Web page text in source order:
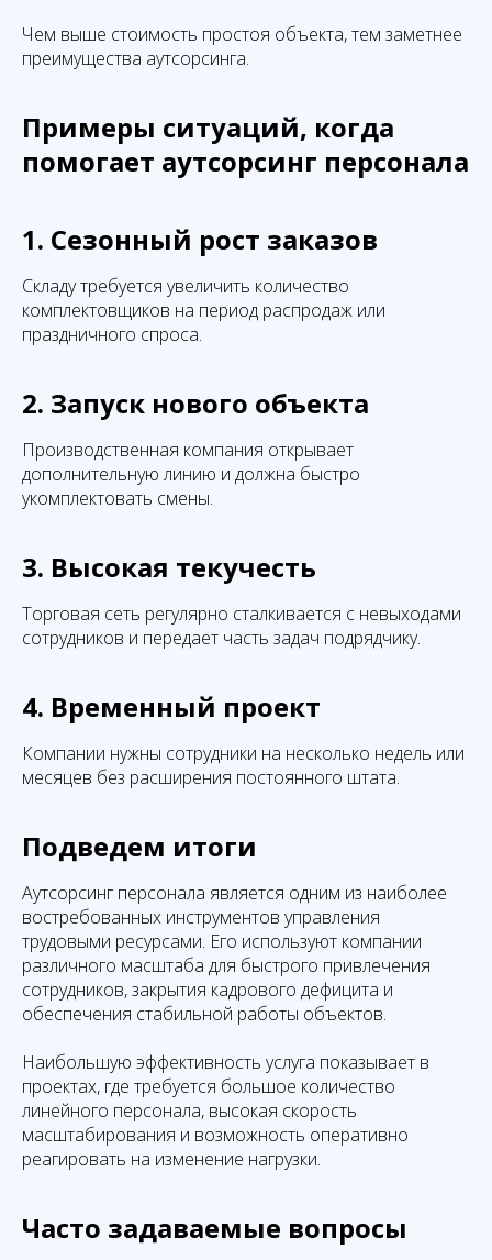
Чем выше стоимость простоя объекта, тем заметнее
преимущества аутсорсинга.
Примеры ситуаций, когда
помогает аутсорсинг персонала
1. Сезонный рост заказов
Складу требуется увеличить количество
комплектовщиков на период распродаж или
праздничного спроса.
2. Запуск нового объекта
Производственная компания открывает
дополнительную линию и должна быстро
укомплектовать смены.
3. Высокая текучесть
Торговая сеть регулярно сталкивается с невыходами
сотрудников и передает часть задач подрядчику.
4. Временный проект
Компании нужны сотрудники на несколько недель или
месяцев без расширения постоянного штата.
Подведем итоги
Аутсорсинг персонала является одним из наиболее
востребованных инструментов управления
трудовыми ресурсами. Его используют компании
различного масштаба для быстрого привлечения
сотрудников, закрытия кадрового дефицита и
обеспечения стабильной работы объектов.
Наибольшую эффективность услуга показывает в
проектах, где требуется большое количество
линейного персонала, высокая скорость
масштабирования и возможность оперативно
реагировать на изменение нагрузки.
Часто задаваемые вопросы